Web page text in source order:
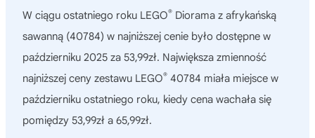
W ciągu ostatniego roku LEGO® Diorama z afrykańską
sawanną (40784) w najniższej cenie było dostępne w
październiku 2025 za 53,99zł. Największa zmienność
najniższej ceny zestawu LEGO® 40784 miała miejsce w
październiku ostatniego roku, kiedy cena wachała się
pomiędzy 53,99zł a 65,99zł.